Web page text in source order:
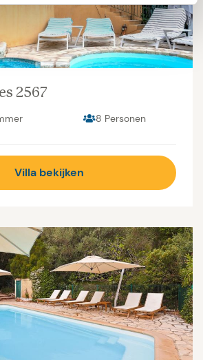
2567
8 Personen
Villa bekijken